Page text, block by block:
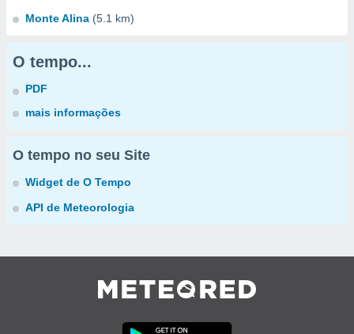
Monte Alina (5.1 km)
O tempo...
PDF
mais informações
O tempo no seu Site
Widget de O Tempo
API de Meteorologia